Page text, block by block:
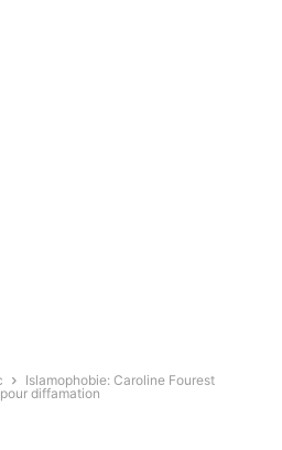
Islamophobie: Caroline Fourest
diffamation